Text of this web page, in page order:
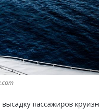
пассажиров